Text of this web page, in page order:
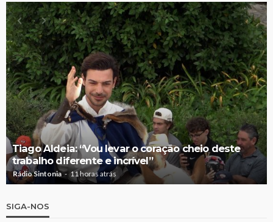
Tiago Aldeia: “Vou levar o coração cheio deste
trabalho diferente e incrível”
Rádio Sintonia 11 horas atrás
SIGA-NOS